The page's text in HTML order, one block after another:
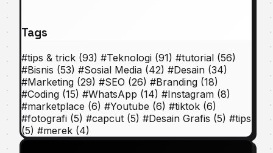
Tags
#tips & trick (93) #Teknologi (91) #tutorial (56)
#Bisnis (53) #Sosial Media (42) #Desain (34)
#Marketing (29) #SEO (26) #Branding (18)
#Coding (15) #WhatsApp (14) #Instagram (8)
#marketplace (6) #Youtube (6) #tiktok (6)
#fotografi (5) #capcut (5) #Desain Grafis (5) #tips
(5) #merek (4)